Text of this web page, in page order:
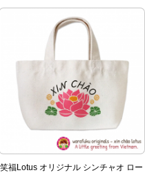
笑福Lotus オリジナル シンチャオ ロー